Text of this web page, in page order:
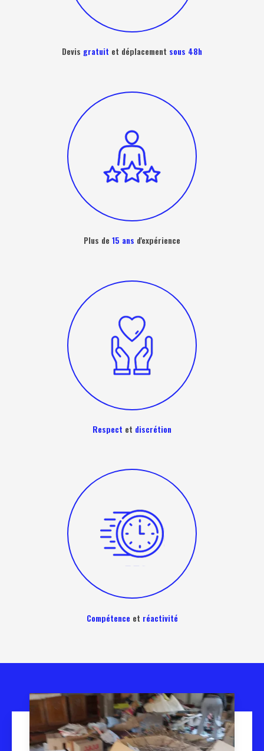
Devis gratuit et déplacement sous 48h
Plus de 15 ans d'expérience
Respect et discrétion
Compétence et réactivité